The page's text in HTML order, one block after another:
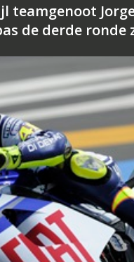
teamgenoot
de derde